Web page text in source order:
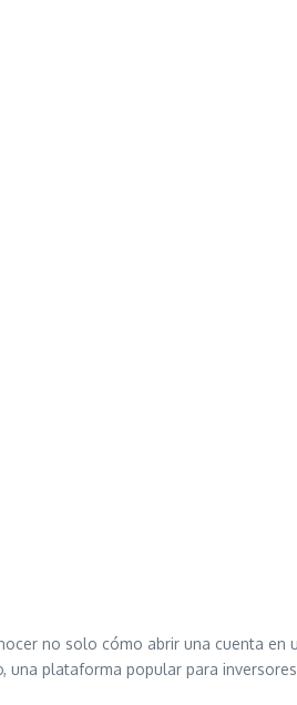
no solo cómo abrir una cuenta
una plataforma popular para